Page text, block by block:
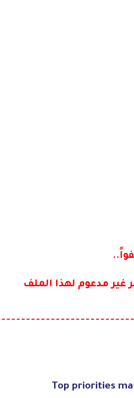
غير مدعوم لهذا الملف
Top priorities